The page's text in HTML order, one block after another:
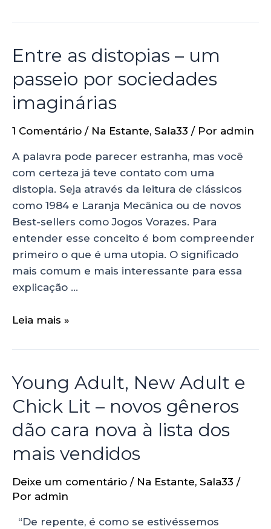
Entre as distopias – um
passeio por sociedades
imaginárias
1 Comentário / Na Estante, Sala33 / Por admin
A palavra pode parecer estranha, mas você
com certeza já teve contato com uma
distopia. Seja através da leitura de clássicos
como 1984 e Laranja Mecânica ou de novos
Best-sellers como Jogos Vorazes. Para
entender esse conceito é bom compreender
primeiro o que é uma utopia. O significado
mais comum e mais interessante para essa
explicação …
Leia mais »
Young Adult, New Adult e
Chick Lit – novos gêneros
dão cara nova à lista dos
mais vendidos
Deixe um comentário / Na Estante, Sala33 /
Por admin
“De repente, é como se estivéssemos